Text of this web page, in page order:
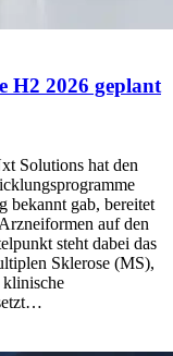
H2 2026 geplant
Solutions hat den
bekannt gab, bereitet
auf den
steht dabei das
Sklerose (MS),
klinische